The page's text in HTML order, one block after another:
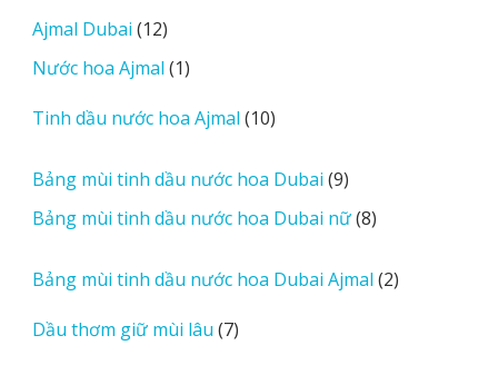
v
e
s
Ajmal Dubai 1212
sản
phẩm
Nước hoa Ajmal 11
phẩm
Tinh dầu nước hoa Ajmal 1010
phẩm
Bảng mùi tinh dầu nước hoa Dubai 99
sản
phẩm
Bảng mùi tinh dầu nước hoa Dubai nữ 88
phẩm
Bảng mùi tinh dầu nước hoa Dubai Ajmal 22
Dầu thơm giữ mùi lâu 77